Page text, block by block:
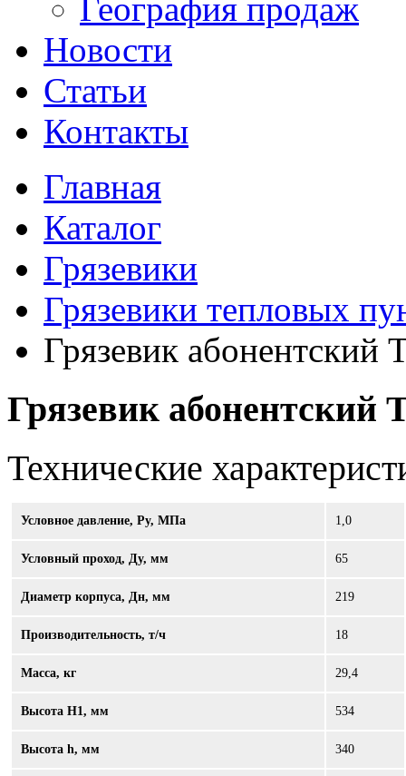
География продаж
Новости
Статьи
Контакты
Главная
Каталог
Грязевики
Грязевики тепловых
Грязевик
Грязевик абонентский
Технические
Условное давление, Ру, МПа 1,0
Условный проход, Ду, мм 65
Диаметр корпуса, Дн, мм 219
Производительность, т/ч 18
Масса, кг 29,4
Высота Н1, мм 534
Высота h, мм 340